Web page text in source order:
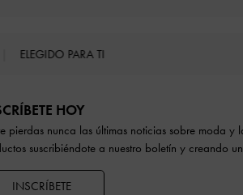
ELEGIDO PARA TI
HOY
pierdas nunca las últimas noticias sobre moda y
suscribiéndote a nuestro boletín y creando
INSCRÍBETE